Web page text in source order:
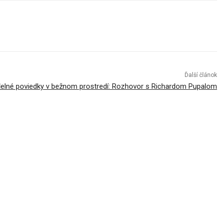
Ďalší článok
poviedky v bežnom prostredí: Rozhovor s Richardom Pupalom